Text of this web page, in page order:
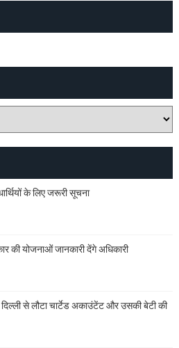
के लिए जरूरी सूचना
की योजनाओं जानकारी देंगे अधिकारी
से लौटा चार्टेड अकाउंटेंट और उसकी बेटी की